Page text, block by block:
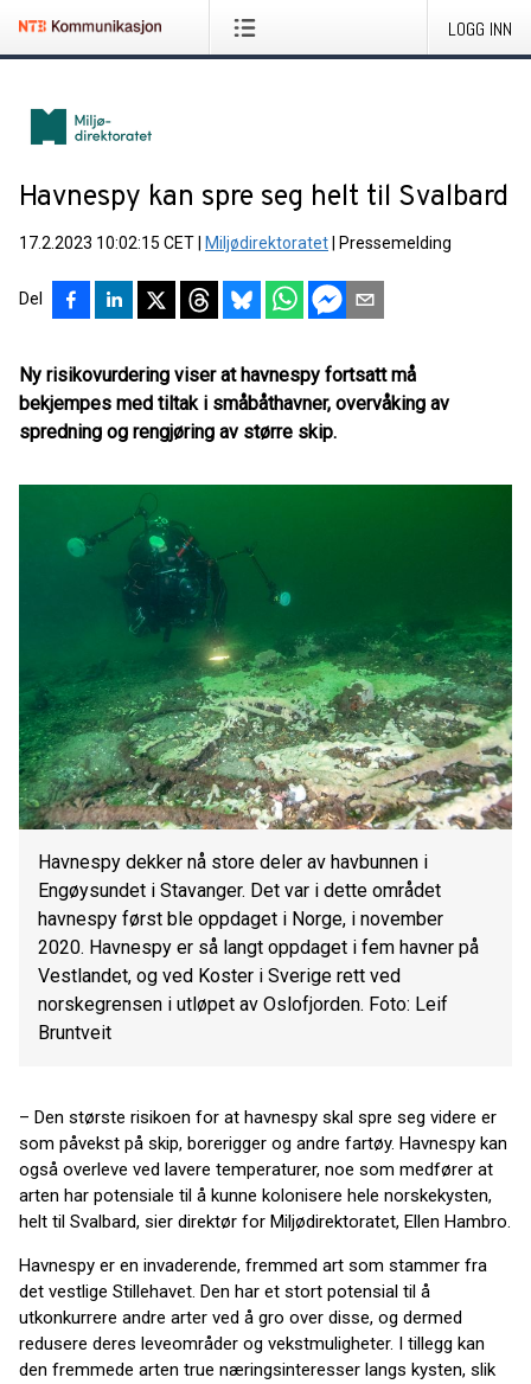
LOGG INN
Havnespy kan spre seg helt til Svalbard
17.2.2023 10:02:15 CET Miljødirektoratet Pressemelding
Del
Ny risikovurdering viser at havnespy fortsatt må
bekjempes med tiltak i småbåthavner, overvåking av
spredning og rengjøring av større skip.
Havnespy dekker nå store deler av havbunnen i
Engøysundet i Stavanger. Det var i dette området
havnespy først ble oppdaget i Norge, i november
2020. Havnespy er så langt oppdaget i fem havner på
Vestlandet, og ved Koster i Sverige rett ved
norskegrensen i utløpet av Oslofjorden. Foto: Leif
Bruntveit
– Den største risikoen for at havnespy skal spre seg videre er
som påvekst på skip, borerigger og andre fartøy. Havnespy kan
også overleve ved lavere temperaturer, noe som medfører at
arten har potensiale til å kunne kolonisere hele norskekysten,
helt til Svalbard, sier direktør for Miljødirektoratet, Ellen Hambro.
Havnespy er en invaderende, fremmed art som stammer fra
det vestlige Stillehavet. Den har et stort potensial til å
utkonkurrere andre arter ved å gro over disse, og dermed
redusere deres leveområder og vekstmuligheter. I tillegg kan
den fremmede arten true næringsinteresser langs kysten, slik